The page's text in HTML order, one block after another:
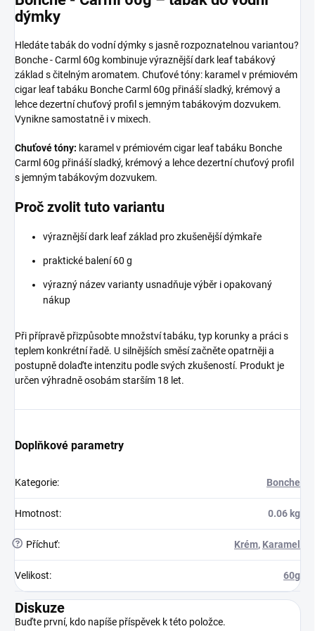
dýmky
Hledáte tabák do vodní dýmky s jasně rozpoznatelnou variantou?
Bonche - Carml 60g kombinuje výraznější dark leaf tabákový
základ s čitelným aromatem. Chuťové tóny: karamel v prémiovém
cigar leaf tabáku Bonche Carml 60g přináší sladký, krémový a
lehce dezertní chuťový profil s jemným tabákovým dozvukem.
Vynikne samostatně i v mixech.
Chuťové tóny: karamel v prémiovém cigar leaf tabáku Bonche
Carml 60g přináší sladký, krémový a lehce dezertní chuťový profil
s jemným tabákovým dozvukem.
Proč zvolit tuto variantu
výraznější dark leaf základ pro zkušenější dýmkaře
praktické balení 60 g
výrazný název varianty usnadňuje výběr i opakovaný
nákup
Při přípravě přizpůsobte množství tabáku, typ korunky a práci s
teplem konkrétní řadě. U silnějších směsí začněte opatrněji a
postupně dolaďte intenzitu podle svých zkušeností. Produkt je
určen výhradně osobám starším 18 let.
Doplňkové parametry
Kategorie: Bonche
Hmotnost: 0.06 kg
? Příchuť: Krém, Karamel
Velikost: 60g
Diskuze
Buďte první, kdo napíše příspěvek k této položce.